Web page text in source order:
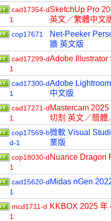
cad17354-d
1
SketchUp Pro
英文／繁體中文
cop17671
Net-Peeker
牆 英文版
cad17299-d
1
Adobe Illustrator
cad17300-d
1
Adobe
中文版
cad17271-d
1
Mastercam
切割 英文／簡體
cop17569-b
d-1
微軟 Visual
業版
cop18030-d
1
Nuance Dragon
cad15620-d
1
Midas nGen
mcd1711-d
1
KKBOX 2025 年